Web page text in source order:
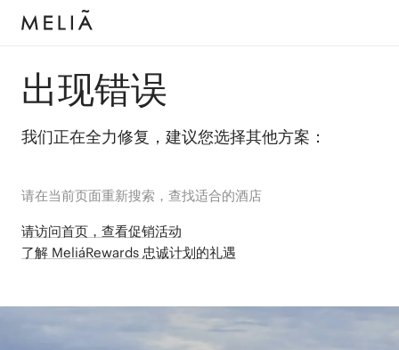
出现错误
我们正在全力修复，建议您选择其他方案：
请在当前页面重新搜索，查找适合的酒店
请访问首页，查看促销活动
了解 MeliáRewards 忠诚计划的礼遇